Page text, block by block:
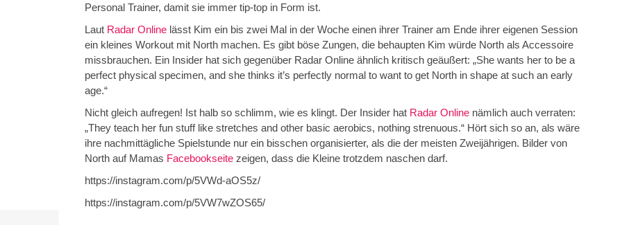
Personal Trainer, damit sie immer tip-top in Form ist.
Laut Radar Online lässt Kim ein bis zwei Mal in der Woche einen ihrer Trainer am Ende ihrer eigenen Session
ein kleines Workout mit North machen. Es gibt böse Zungen, die behaupten Kim würde North als Accessoire
missbrauchen. Ein Insider hat sich gegenüber Radar Online ähnlich kritisch geäußert: „She wants her to be a
perfect physical specimen, and she thinks it’s perfectly normal to want to get North in shape at such an early
age.“
Nicht gleich aufregen! Ist halb so schlimm, wie es klingt. Der Insider hat Radar Online nämlich auch verraten:
„They teach her fun stuff like stretches and other basic aerobics, nothing strenuous.“ Hört sich so an, als wäre
ihre nachmittägliche Spielstunde nur ein bisschen organisierter, als die der meisten Zweijährigen. Bilder von
North auf Mamas Facebookseite zeigen, dass die Kleine trotzdem naschen darf.
https://instagram.com/p/5VWd-aOS5z/
https://instagram.com/p/5VW7wZOS65/